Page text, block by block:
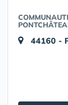
44160 -